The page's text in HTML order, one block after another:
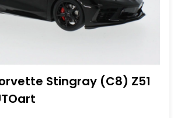
Stingray (C8) Z51